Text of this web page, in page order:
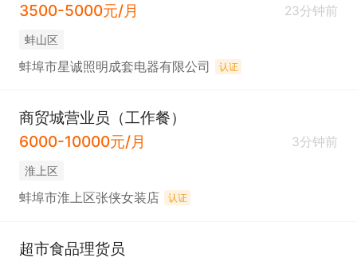
3500-5000元/月
23分钟前
蚌山区
蚌埠市星诚照明成套电器有限公司 认证
商贸城营业员（工作餐）
6000-10000元/月
3分钟前
淮上区
蚌埠市淮上区张侠女装店 认证
超市食品理货员